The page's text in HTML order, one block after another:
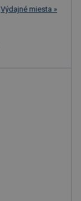
Výdajné miesta »